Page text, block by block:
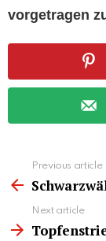
vorgetragen
more
Previous article
Next article